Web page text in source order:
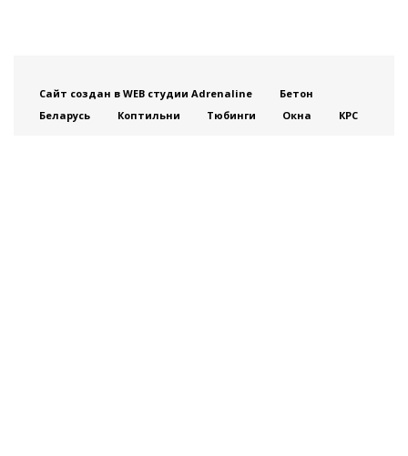
Сайт создан в WEB студии Adrenaline
Бетон
Беларусь
Коптильни Тюбинги Окна КРС